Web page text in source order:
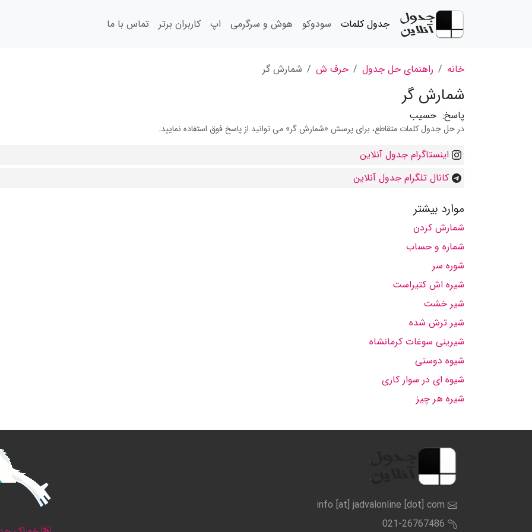
جدول کلمات سودوکو هوش و سرگرمی اپ کاربران برتر تماس با ما
خانه راهنمای حل جدول حرف ش شمارش گر
شمارش گر
پاسخ: حسیب
در حل جدول کلمات متقاطع، برای پرسش «شمارش گر» می توانید از پاسخ فوق استفاده نمایید.
اینستاگرام جدول آنلاین
کانال تلگرام جدول آنلاین
موارد بیشتر
شمارش کردن
شماره و حساب
شوره سر
شیره اش کتیراست
شیر خشت
شیر ترش شده
شیرینی سوغات کرمانشاه
شیوه دوستی
شیوه ای در سوار کاری
شیره هر چیز
info [at] jadvalonline [dot] com
021-26767486